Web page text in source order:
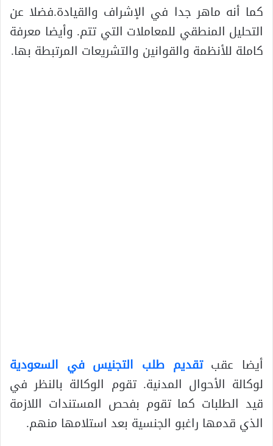
كما أنه ماهر جدا في الإشراف والقيادة.فضلا عن
التحليل المنطقي للمعاملات التي تتم. وأيضا معرفة
كاملة للأنظمة والقوانين والتشريعات المرتبطة بها.
أيضا عقب تقديم طلب التجنيس في السعودية
لوكالة الأحوال المدنية. تقوم الوكالة بالنظر في
قيد الطلبات كما تقوم بفحص المستندات اللازمة
الذي قدمها راغبو الجنسية بعد استلامها منهم.